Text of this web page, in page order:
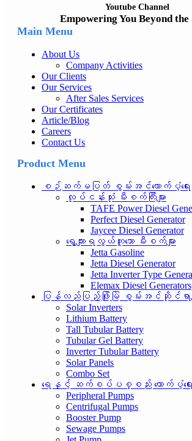
Youtube Channel
Empowering You Beyond the
Main Menu
About Us
Company Activities
Our Clients
Our Services
After Sales Services
Our Certificates
Article/Blog
Careers
Contact Us
Product Menu
စဉ်ဆက်မပြတ် စွမ်းအင်ထောက်ပံ့ရေးဆို
လုပ်ငန်းသုံး မီးစက်ကြီးများ
TAFE Power Diesel
Perfect Diesel Generator
Jaycee Diesel Generator
ရွေ့လျားရလွယ်ကူသော မီးစက်များ
Jetta Gasoline
Jetta Diesel Generator
Jetta Inverter Type
Elemax Diesel Generators
ပြန်လည်ပြည့်ဖြိုးမြဲ စွမ်းအင်ဆိုင်ရာမျ
Solar Inverters
Lithium Battery
Tall Tubular Battery
Tubular Gel Battery
Inverter Tubular Battery
Solar Panels
Combo Set
ရေနှင့် ဆက်စပ်ပစ္စည်း ထောက်ပံ့ရေးဆို
Peripheral Pumps
Centrifugal Pumps
Booster Pump
Sewage Pumps